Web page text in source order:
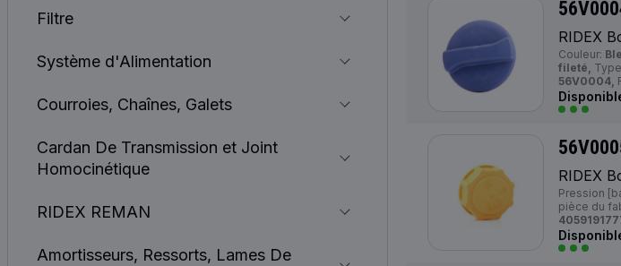
Filtre
Système d'Alimentation
Courroies, Chaînes, Galets
Cardan De Transmission et Joint
Homocinétique
RIDEX REMAN
Amortisseurs, Ressorts, Lames De
RIDEX
Couleur:
fileté,
56V0004,
RIDEX
Pression
pièce du